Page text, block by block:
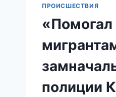
ПРОИСШЕСТВИЯ
«Помогал
полиции